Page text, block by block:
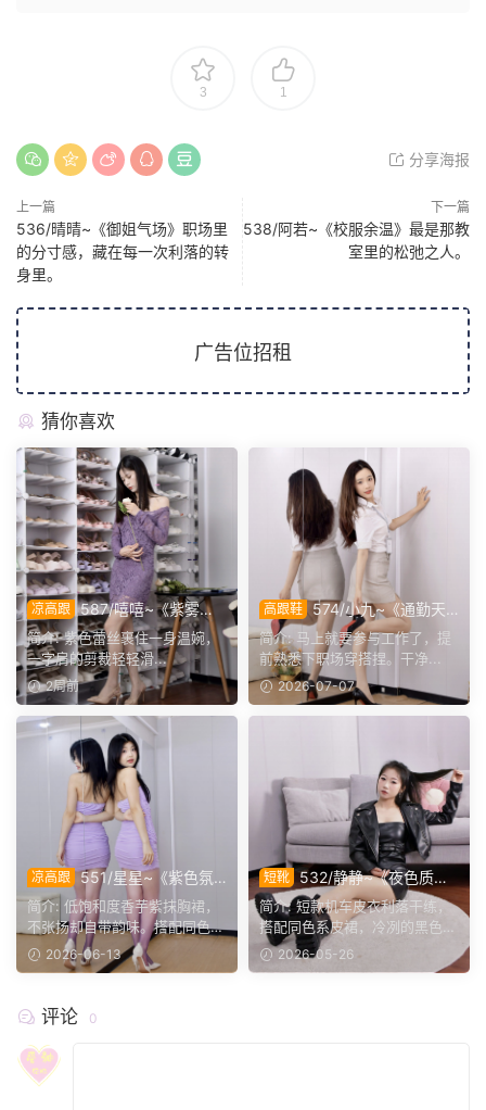
3 1
分享海报
上一篇
536/晴晴~《御姐气场》职场里
的分寸感，藏在每一次利落的转
身里。
下一篇
538/阿若~《校服余温》最是那教
室里的松弛之人。
广告位招租
猜你喜欢
凉高跟 587/嘻嘻~《紫雾温
柔》自带清冷温柔滤镜的紫
色。
简介: 紫色蕾丝裹住一身温婉，
一字肩的剪裁轻轻滑...
2周前
高跟鞋
574/小九~《通勤天
花板》工牌配长发，通勤氛围
感天花板。
简介: 马上就要参与工作了，提
前熟悉下职场穿搭捏。干净...
2026-07-07
凉高跟 551/星星~《紫色氛
围》香芋紫的限定浪漫。
简介: 低饱和度香芋紫抹胸裙，
不张扬却自带韵味。搭配同色系
渐变...2026-06-13
短靴 532/静静~《夜色质
感》皮衣与细闪，独一份的温
柔飒气。
简介: 短款机车皮衣利落干练，
搭配同色系皮裙，冷冽的黑色
调...2026-05-26
评论 0